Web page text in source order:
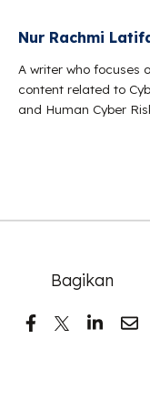
Nur Rachmi
A writer who focuses
content related to
and Human Cyber
Bagikan